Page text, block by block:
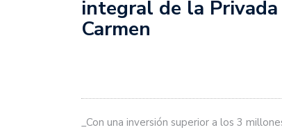
integral de la
Carmen
_Con una inversión superior a los 3